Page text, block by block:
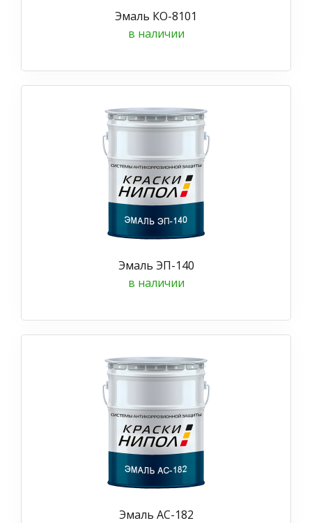
Эмаль КО-8101
в наличии
Эмаль ЭП-140
в наличии
Эмаль АС-182